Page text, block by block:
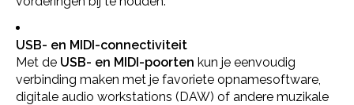
USB- en MIDI-connectiviteit
Met de USB- en MIDI-poorten kun je eenvoudig
verbinding maken met je favoriete opnamesoftware,
digitale audio workstations (DAW) of andere muzikale